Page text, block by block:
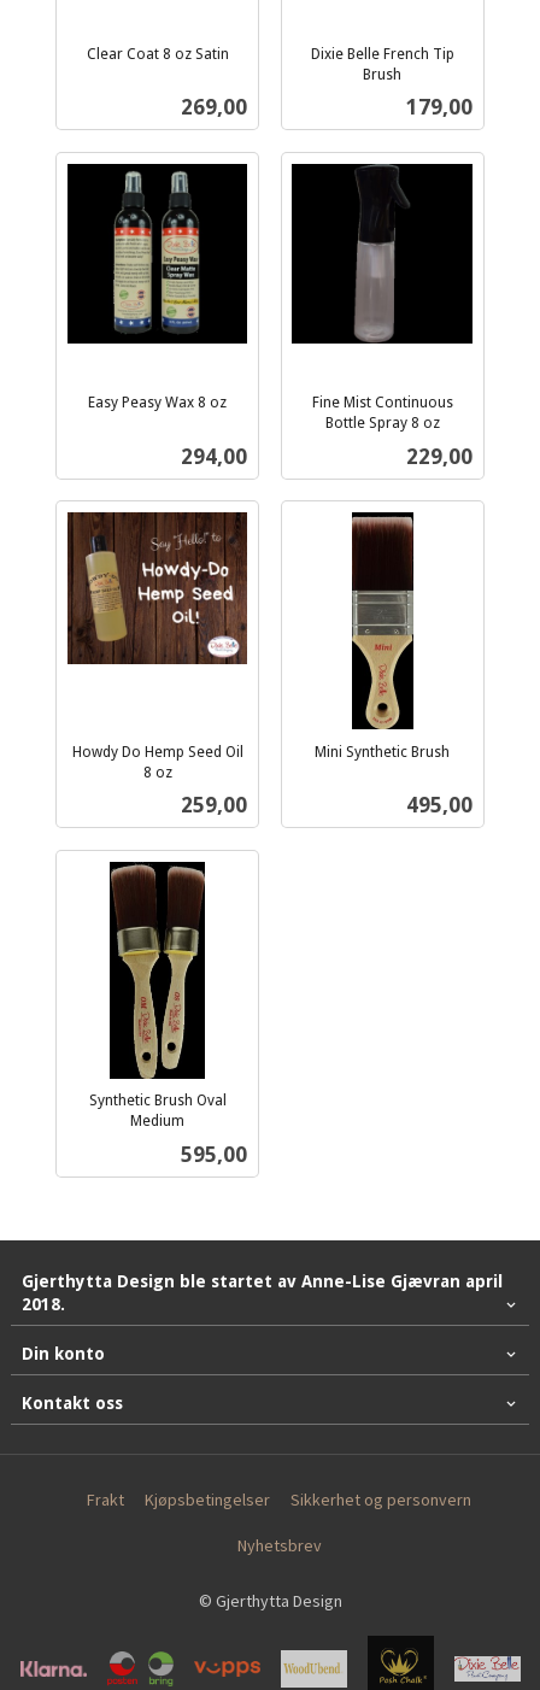
Clear Coat 8 oz Satin
Pris
269,00
Dixie Belle French Tip
Brush
Pris
179,00
Easy Peasy Wax 8 oz
Pris
294,00
Fine Mist Continuous
Bottle Spray 8 oz
Pris
229,00
Howdy Do Hemp Seed Oil
8 oz
Pris
259,00
Mini Synthetic Brush
Pris
495,00
Synthetic Brush Oval
Medium
Pris
595,00
Gjerthytta Design ble startet av Anne-Lise Gjævran april
2018.
Din konto
Kontakt oss
Frakt Kjøpsbetingelser Sikkerhet og personvern
Nyhetsbrev
© Gjerthytta Design